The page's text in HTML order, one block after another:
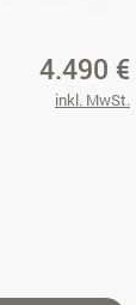
4.490 €
inkl. MwSt.